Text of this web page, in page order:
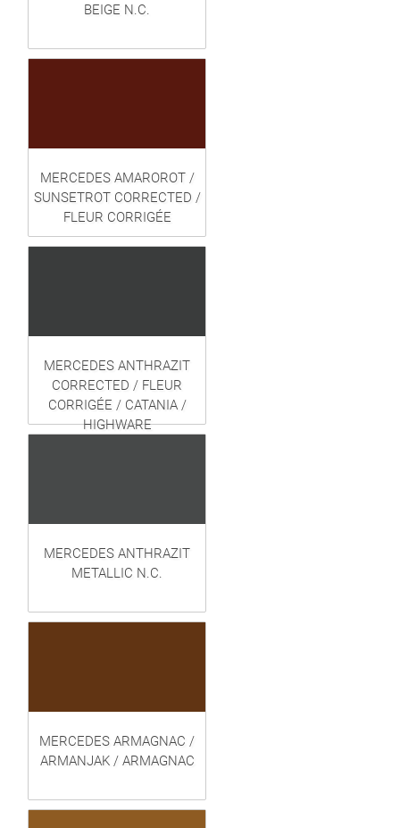
BEIGE N.C.
MERCEDES AMAROROT /
SUNSETROT CORRECTED /
FLEUR CORRIGÉE
MERCEDES ANTHRAZIT
CORRECTED / FLEUR
CORRIGÉE / CATANIA /
HIGHWARE
MERCEDES ANTHRAZIT
METALLIC N.C.
MERCEDES ARMAGNAC /
ARMANJAK / ARMAGNAC